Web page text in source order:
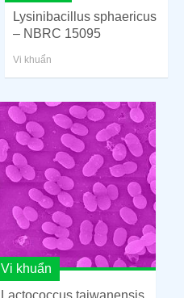
Lysinibacillus sphaericus
– NBRC 15095
Vi khuẩn
Vi khuẩn
Lactococcus taiwanensis